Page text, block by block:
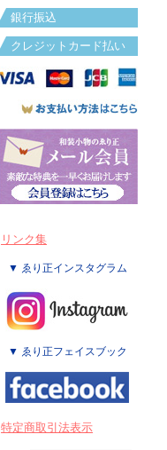
銀行振込
クレジットカード払い
リンク集
▼ ゑり正インスタグラム
▼ ゑり正フェイスブック
特定商取引法表示